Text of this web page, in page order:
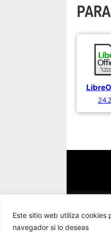
Este sitio web utiliza cookies
navegador si lo deseas